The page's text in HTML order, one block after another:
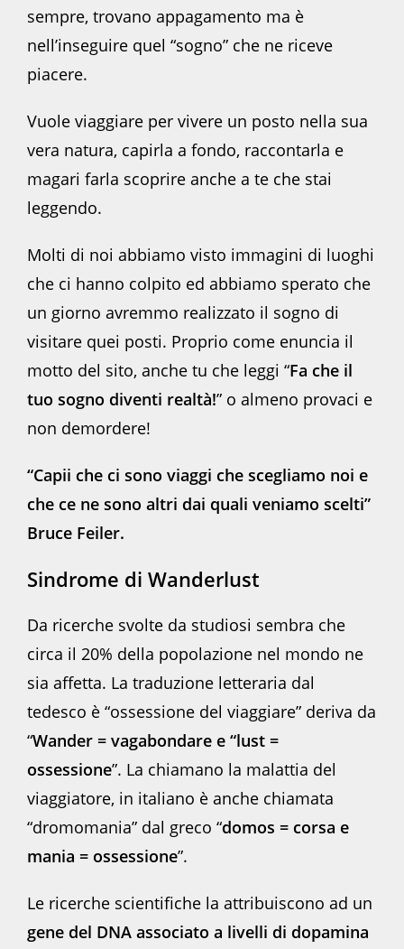
sempre, trovano appagamento ma è
nell’inseguire quel “sogno” che ne riceve
piacere.
Vuole viaggiare per vivere un posto nella sua
vera natura, capirla a fondo, raccontarla e
magari farla scoprire anche a te che stai
leggendo.
Molti di noi abbiamo visto immagini di luoghi
che ci hanno colpito ed abbiamo sperato che
un giorno avremmo realizzato il sogno di
visitare quei posti. Proprio come enuncia il
motto del sito, anche tu che leggi “Fa che il
tuo sogno diventi realtà!” o almeno provaci e
non demordere!
“Capii che ci sono viaggi che scegliamo noi e
che ce ne sono altri dai quali veniamo scelti”
Bruce Feiler.
Sindrome di Wanderlust
Da ricerche svolte da studiosi sembra che
circa il 20% della popolazione nel mondo ne
sia affetta. La traduzione letteraria dal
tedesco è “ossessione del viaggiare” deriva da
“Wander = vagabondare e “lust =
ossessione”. La chiamano la malattia del
viaggiatore, in italiano è anche chiamata
“dromomania” dal greco “domos = corsa e
mania = ossessione”.
Le ricerche scientifiche la attribuiscono ad un
gene del DNA associato a livelli di dopamina